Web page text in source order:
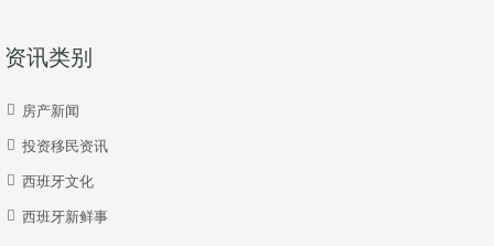
资讯类别
房产新闻
投资移民资讯
西班牙文化
西班牙新鲜事